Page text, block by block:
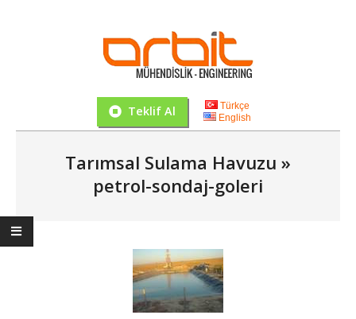
Mühendislik
İnşaat
Hizmetleri
Teklif Al
Türkçe
English
NavigationTarımsal Sulama Havuzu »
petrol-sondaj-goleri